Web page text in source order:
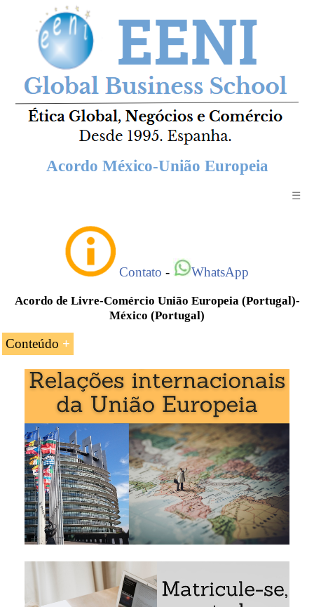
Acordo México-União Europeia
☰
Contato - WhatsApp
Acordo de Livre-Comércio União Europeia (Portugal)-
México (Portugal)
Conteúdo
O Acordo de Livre-Comércio México-União
Europeia ( Portugal)
O Acordo de Parceria Económica, Coordenação
Política e Cooperação
As vantagens do acordo para as empresas
europeias e as mexicanas
Asregras de origem
O sistema de quotas de exportação para o México
O comércio internacional México-União Europeia
Os fluxos de investimento entre o México e a
União Europeia
O acordo sobre os serviços